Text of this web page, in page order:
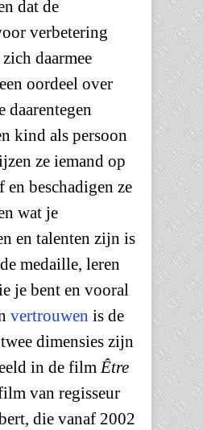
dat de
verbetering
daarmee
oordeel over
daarentegen
kind als persoon
ze iemand op
beschadigen ze
wat je
en talenten zijn is
medaille, leren
je bent en vooral
vertrouwen is de
dimensies zijn
in de filmÊtre
van regisseur
die vanaf 2002